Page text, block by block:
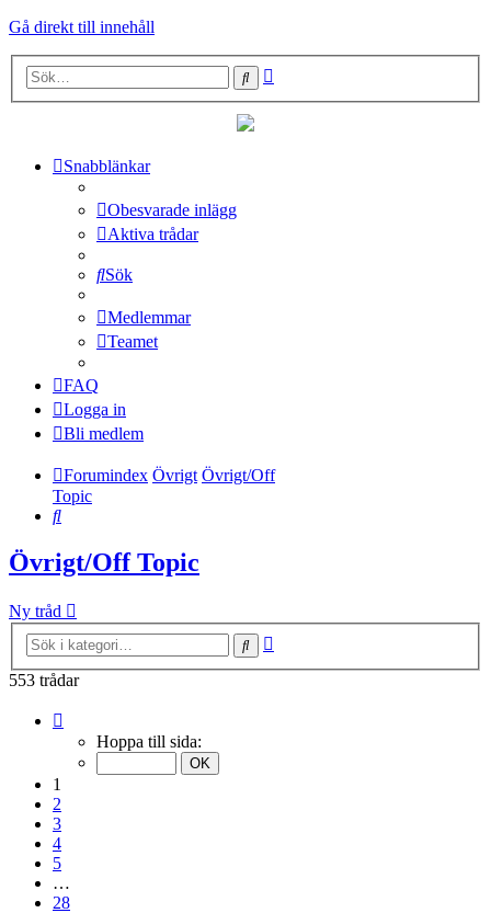
Gå direkt till innehåll
Sök
Snabblänkar
Obesvarade inlägg
Aktiva trådar
Sök
Medlemmar
Teamet
FAQ
Logga in
Bli medlem
Forumindex Övrigt Övrigt/Off
Topic
Sök
Övrigt/Off Topic
Ny tråd
Sök
553 trådar
Hoppa till sida:
1
2
3
4
5
…
28